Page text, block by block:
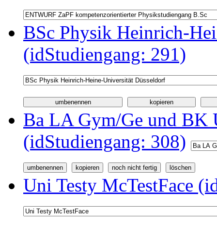
BSc Physik Heinrich-
(idStudiengang: 291)
Ba LA Gym/Ge und BK
(idStudiengang: 308)
Uni Testy McTestFace